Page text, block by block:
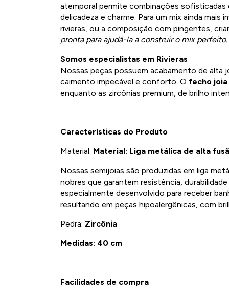
atemporal permite combinações
delicadeza e charme. Para um mix ainda
rivieras, ou a composição com pingentes,
pronta para ajudá-la a construir o mix perfeito.
Somos especialistas em Rivieras
Nossas peças possuem acabamento de alta
caimento impecável e conforto. O fecho joia
enquanto as zircônias premium, de brilho
Características do Produto
Material: Material: Liga metálica de alta
Nossas semijoias são produzidas em liga
nobres que garantem resistência,
especialmente desenvolvido para receber
resultando em peças hipoalergênicas, com
Pedra: Zircônia
Medidas: 40 cm
Facilidades de compra